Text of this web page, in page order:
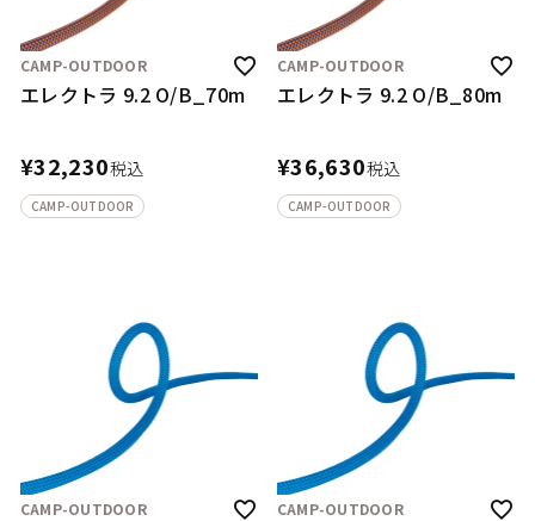
CAMP-OUTDOOR
エレクトラ 9.2 O/B_70m
¥32,230税込
CAMP-OUTDOOR
CAMP-OUTDOOR
エレクトラ 9.2 O/B_80m
¥36,630税込
CAMP-OUTDOOR
CAMP-OUTDOOR CAMP-OUTDOOR